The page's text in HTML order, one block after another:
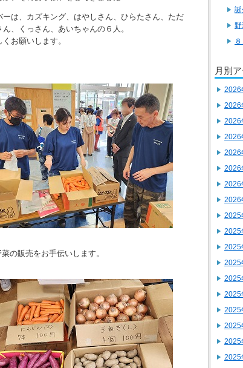
ーは、カズキング、はやしさん、ひらたさん、ただ
ん、くっさん、あいちゃんの６人。
くお願いします。
の販売をお手伝いします。
月別
2026
2026
2026
2026
2026
2026
2026
2026
2025
2025
2025
2025
2025
2025
2025
2025
2025
2025